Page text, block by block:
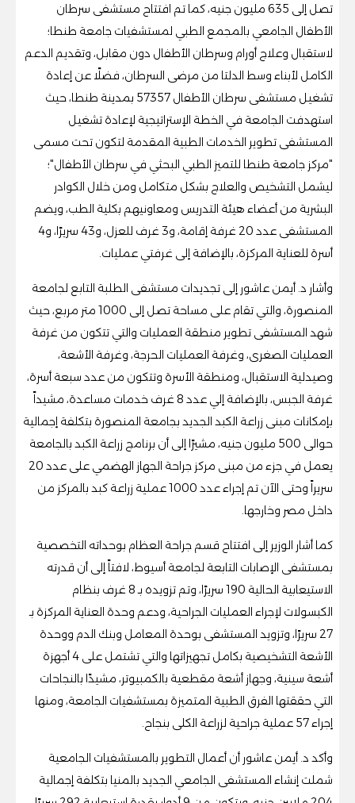
تصل إلى 635 مليون جنيه، كما تم افتتاح مستشفى سرطان
الأطفال الجامعي بالمجمع الطبي لمستشفيات جامعة طنطا؛
لاستقبال وعلاج أورام وسرطان الأطفال دون مقابل، وتقديم الدعم
الكامل لأبناء وسط الدلتا من مرضى السرطان، فضلًا عن إعادة
تشغيل مستشفى سرطان الأطفال 57357 بمدينة طنطا، حيث
استهدفت الجامعة في الخطة الإستراتيجية لإعادة تشغيل
المستشفى تطوير الخدمات الطبية المقدمة لتكون تحت مسمى
"مركز جامعة طنطا للتميز الطبي البحثي في سرطان الأطفال"؛
ليشمل التشخيص والعلاج بشكل متكامل ومن خلال الكوادر
البشرية من أعضاء هيئة التدريس ومعاونيهم بكلية الطب، ويضم
المستشفى عدد 20 غرفة إقامة، و3 غرف للعزل، و43 سريرًا، و4
أسرة للعناية المركزة، بالإضافة إلى غرفتي عمليات.
وأشار د. أيمن عاشور إلى تجديدات مستشفى الطلبة التابع لجامعة
المنصورة، والتي تقام على مساحة تصل إلى 1000 متر مربع، حيث
شهد المستشفى تطوير منطقة العمليات والتي تتكون من غرفة
العمليات الصغرى، وغرفة العمليات الحرجة، وغرفة الأشعة،
وصيدلية الاستقبال، ومنطقة الأسرة وتتكون من عدد سبعة أسرة،
غرفة الجبس، بالإضافة إلي عدد 8 غرف خدمات مساعدة، مشيداً
بإمكانات مبنى زراعة الكبد الجديد بجامعة المنصورة بتكلفة إجمالية
حوالى 500 مليون جنيه، مشيرًا إلى أن برنامج زراعة الكبد بالجامعة
يعمل في جزء من مبنى مركز جراحة الجهاز الهضمي على عدد 20
سريراً وحتى الآن تم إجراء عدد 1000 عملية زراعة كبد بالمركز من
داخل مصر وخارجها.
كما أشار الوزير إلى افتتاح قسم جراحة العظام بوحداته التخصصية
بمستشفى الإصابات التابعة لجامعة أسيوط، لافتاً إلى أن قدرته
الاستيعابية الحالية 190 سريرًا، وتم تزويده بـ 8 غرف بنظام
الكبسولات لإجراء العمليات الجراحية، ودعم وحدة العناية المركزة بـ
27 سريرًا، وتزويد المستشفى بوحدة المعامل وبنك الدم ووحدة
الأشعة التشخيصية بكامل تجهيزاتها والتي تشتمل على 4 أجهزة
أشعة سينية، وجهاز أشعة مقطعية بالكمبيوتر، مشيدًا بالنجاحات
التي حققتها الفرق الطبية المتميزة بمستشفيات الجامعة، ومنها
إجراء 57 عملية جراحية لزراعة الكلى بنجاح.
وأكد د. أيمن عاشور أن أعمال التطوير بالمستشفيات الجامعية
شملت إنشاء المستشفى الجامعي الجديد بالمنيا بتكلفة إجمالية